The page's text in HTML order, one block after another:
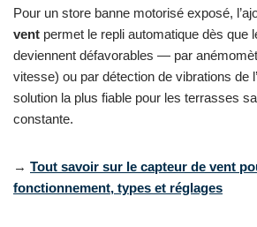
Pour un store banne motorisé exposé,
vent permet le repli automatique dès que
deviennent défavorables — par
vitesse) ou par détection de vibrations de
solution la plus fiable pour les terrasses
constante.
→ Tout savoir sur le capteur de vent
fonctionnement, types et réglages